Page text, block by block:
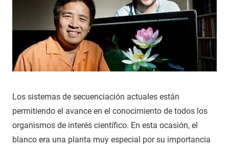
Los sistemas de secuenciación actuales están
permitiendo el avance en el conocimiento de todos los
organismos de interés científico. En esta ocasión, el
blanco era una planta muy especial por su importancia